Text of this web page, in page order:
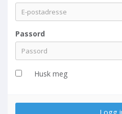
Passord
Husk meg